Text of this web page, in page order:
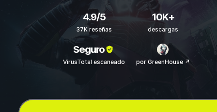
4.9/5
37K reseñas
10K+
descargas
Seguro
VirusTotal escaneado por GreenHouse ↗